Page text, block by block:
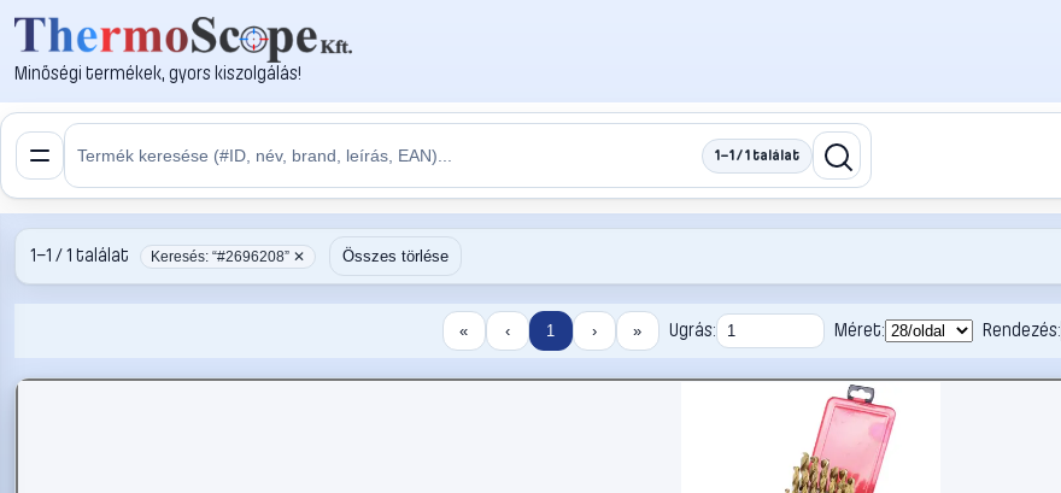
Minőségi termékek, gyors kiszolgálás!
1–1 / 1 találat
1–1 / 1 találat Keresés: “#2696208” ✕ Összes törlése
« ‹ 1 › » Ugrás: Méret: Rendezés: